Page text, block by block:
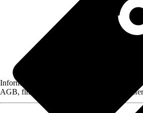
Informationen des Verkäufers, wie z. B.
AGB, finden Sie bei Klick auf den